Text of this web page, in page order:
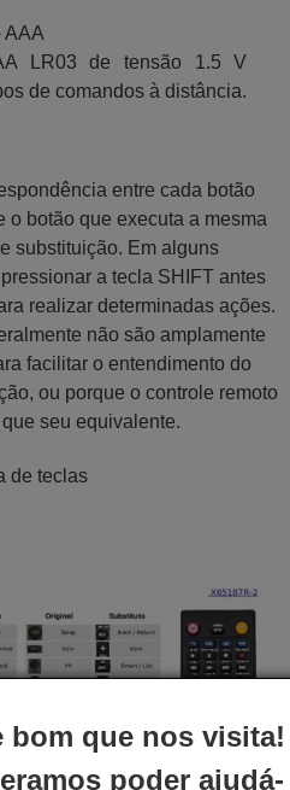
AAA
LR03 de tensão 1.5 V
de comandos à distância.
entre cada botão
o botão que executa a mesma
substituição. Em alguns
a tecla SHIFT antes
realizar determinadas ações.
não são amplamente
facilitar o entendimento do
ou porque o controle remoto
seu equivalente.
de teclas
bom que nos visita!
poder ajudá-